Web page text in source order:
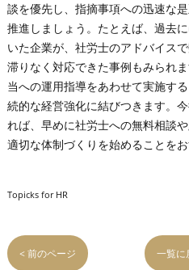
談を優先し、指摘事項への迅速な
推進しましょう。たとえば、過去
いた企業が、社労士のアドバイス
滞りなく対応できた事例もみられ
当への運用指導をあわせて実施す
続的な経営強化に結びつきます。
れば、早めに社労士への無料相談
適切な体制づくりを始めることを
Topicks for HR
< 前のページ 一覧に